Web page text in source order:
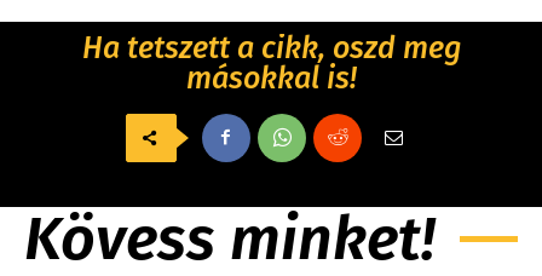
Ha tetszett a cikk, oszd meg
másokkal is!
Kövess minket!